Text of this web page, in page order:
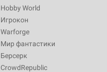
Hobby World
Игрокон
Warforge
Мир фантастики
Берсерк
CrowdRepublic